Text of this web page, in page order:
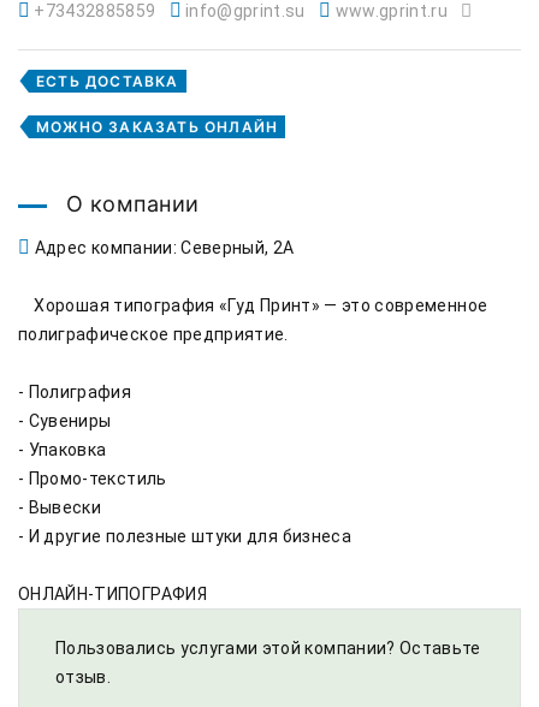
+73432885859 info@gprint.su www.gprint.ru
ЕСТЬ ДОСТАВКА
МОЖНО ЗАКАЗАТЬ ОНЛАЙН
О компании
Адрес компании: Северный, 2А
    Хорошая типография «Гуд Принт» — это современное
полиграфическое предприятие.
- Полиграфия
- Сувениры
- Упаковка
- Промо-текстиль
- Вывески
- И другие полезные штуки для бизнеса
ОНЛАЙН-ТИПОГРАФИЯ
Пользовались услугами этой компании? Оставьте
отзыв.